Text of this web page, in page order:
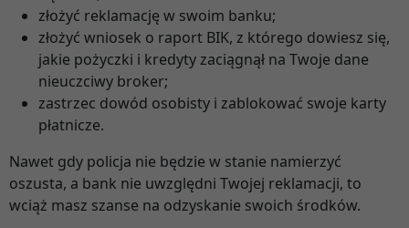
złożyć reklamację w swoim banku;
złożyć wniosek o raport BIK, z którego dowiesz się,
jakie pożyczki i kredyty zaciągnął na Twoje dane
nieuczciwy broker;
zastrzec dowód osobisty i zablokować swoje karty
płatnicze.
Nawet gdy policja nie będzie w stanie namierzyć
oszusta, a bank nie uwzględni Twojej reklamacji, to
wciąż masz szanse na odzyskanie swoich środków.